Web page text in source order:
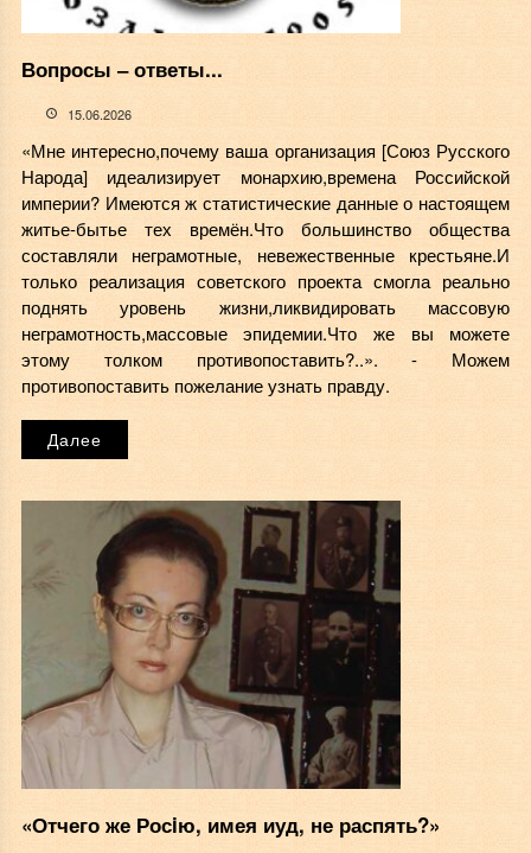
Вопросы ‒ ответы...
15.06.2026
«Мне интересно,почему ваша организация [Союз Русского
Народа] идеализирует монархию,времена Российской
империи? Имеются ж статистические данные о настоящем
житье-бытье тех времён.Что большинство общества
составляли неграмотные, невежественные крестьяне.И
только реализация советского проекта смогла реально
поднять уровень жизни,ликвидировать массовую
неграмотность,массовые эпидемии.Что же вы можете
этому толком противопоставить?..». - Можем
противопоставить пожелание узнать правду.
Далее
«Отчего же Росiю, имея иуд, не распять?»